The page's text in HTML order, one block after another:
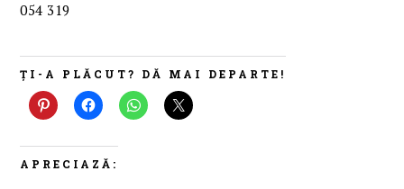
054 319
ȚI-A PLĂCUT? DĂ MAI DEPARTE!
APRECIAZĂ: